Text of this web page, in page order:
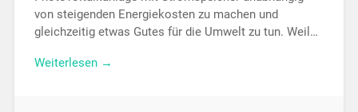
von steigenden Energiekosten zu machen und
gleichzeitig etwas Gutes für die Umwelt zu tun. Weil…
Weiterlesen →